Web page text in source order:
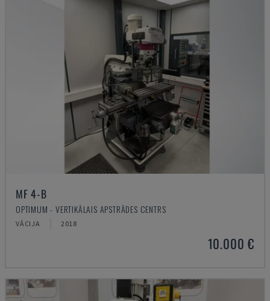
MF 4-B
OPTIMUM - VERTIKĀLAIS APSTRĀDES CENTRS
VĀCIJA 2018
10.000 €